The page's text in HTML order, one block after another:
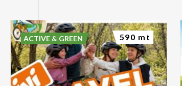
ACTIVE & GREEN 590 mt